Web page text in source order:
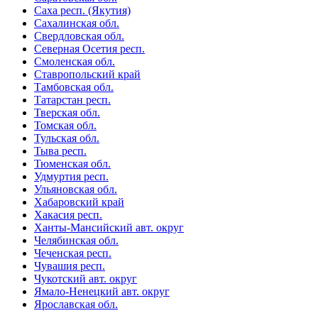
Саха респ. (Якутия)
Сахалинская обл.
Свердловская обл.
Северная Осетия респ.
Смоленская обл.
Ставропольский край
Тамбовская обл.
Татарстан респ.
Тверская обл.
Томская обл.
Тульская обл.
Тыва респ.
Тюменская обл.
Удмуртия респ.
Ульяновская обл.
Хабаровский край
Хакасия респ.
Ханты-Мансийский авт. округ
Челябинская обл.
Чеченская респ.
Чувашия респ.
Чукотский авт. округ
Ямало-Ненецкий авт. округ
Ярославская обл.